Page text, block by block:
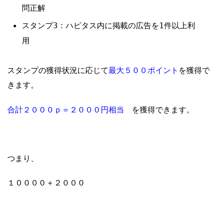
問正解
スタンプ3：ハピタス内に掲載の広告を1件以上利
用
スタンプの獲得状況に応じて最大５００ポイント を獲得で
きます。
合計２０００ ｐ＝２０００円相当 を獲得できます。
つまり、
１００００＋２０００